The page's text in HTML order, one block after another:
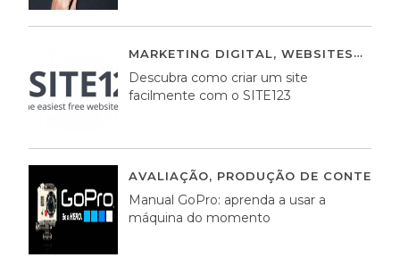
MARKETING DIGITAL, WEBSITES
Descubra como criar um site
facilmente com o SITE123
AVALIAÇÃO, PRODUÇÃO DE
Manual GoPro: aprenda a usar a
máquina do momento